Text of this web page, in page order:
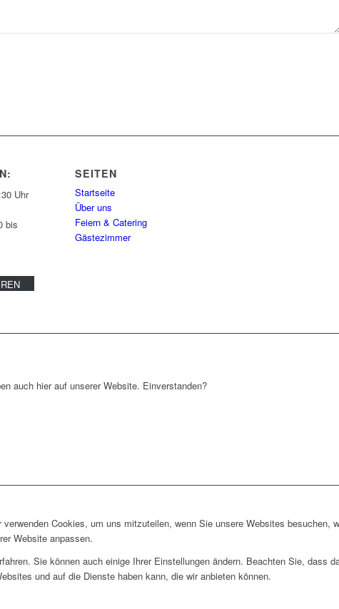
Uhr
bis
SEITEN
Startseite
Über uns
Feiern & Catering
Gästezimmer
auch hier auf unserer Website. Einverstanden?
Cookies, um uns mitzuteilen, wenn Sie unsere Websites besuchen,
Website anpassen.
Sie können auch einige Ihrer Einstellungen ändern. Beachten Sie, dass
und auf die Dienste haben kann, die wir anbieten können.